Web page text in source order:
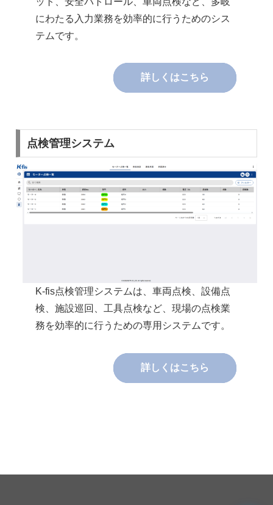
にわたる入力業務を効率的に行うためのシス
テムです。
詳しくはこちら
点検管理システム
K-fis点検管理システムは、車両点検、設備点
検、施設巡回、工具点検など、現場の点検業
務を効率的に行うための専用システムです。
詳しくはこちら